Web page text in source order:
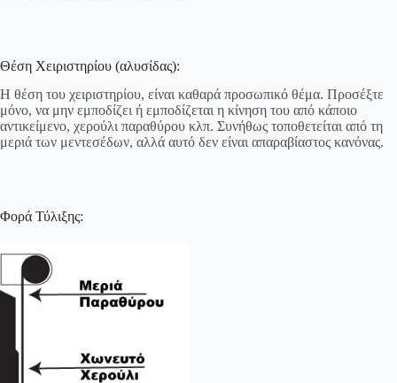
Θέση Χειριστηρίου (αλυσίδας):
Η θέση του χειριστηρίου, είναι καθαρά προσωπικό θέμα. Προσέξτε
μόνο, να μην εμποδίζει ή εμποδίζεται η κίνηση του από κάποιο
αντικείμενο, χερούλι παραθύρου κλπ. Συνήθως τοποθετείται από τη
μεριά των μεντεσέδων, αλλά αυτό δεν είναι απαραβίαστος κανόνας.
Φορά Τύλιξης: